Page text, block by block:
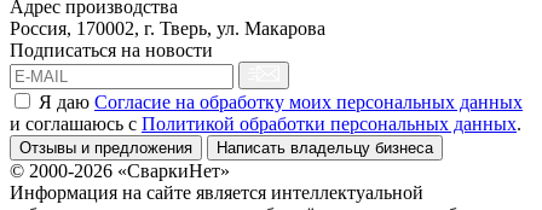
Адрес производства
Россия, 170002, г. Тверь, ул. Макарова
Подписаться на новости
Я даю Согласие на обработку моих персональных данных
и соглашаюсь c Политикой обработки персональных данных.
Отзывы и предложения Написать владельцу бизнеса
© 2000-2026 «СваркиНет»
Информация на сайте является интеллектуальной